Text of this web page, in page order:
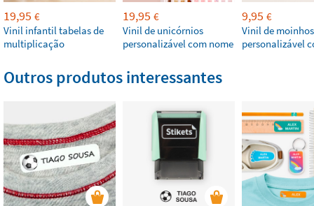
19,95 €
Vinil infantil tabelas de
multiplicação
19,95 €
Vinil de unicórnios
personalizável com nome
9,95 €
Vinil de moinhos
personalizável
Outros produtos interessantes